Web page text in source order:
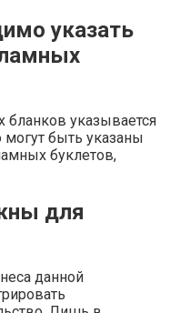
указать
бланков указывается
быть указаны
буклетов,
для
данной